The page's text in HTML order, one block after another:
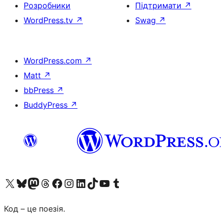
Розробники
WordPress.tv ↗
Підтримати ↗
Swag ↗
WordPress.com ↗
Matt ↗
bbPress ↗
BuddyPress ↗
Visit our X (formerly Twitter) account
Visit our Bluesky account
Завітайте до нашої стрічки в Mastodon
Visit our Threads account
Завітайте на нашу сторінку в Facebook
Visit our Instagram account
Visit our LinkedIn account
Visit our TikTok account
Visit our YouTube channel
Visit our Tumblr account
Код – це поезія.